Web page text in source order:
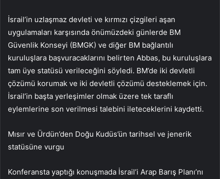
İsrail’in uzlaşmaz devleti ve kırmızı çizgileri aşan
uygulamaları karşısında önümüzdeki günlerde BM
Güvenlik Konseyi (BMGK) ve diğer BM bağlantılı
kuruluşlara başvuracaklarını belirten Abbas, bu kuruluşlara
tam üye statüsü verileceğini söyledi. BM’de iki devletli
çözümü korumak ve iki devletli çözümü desteklemek için.
İsrail’in başta yerleşimler olmak üzere tek taraflı
eylemlerine son verilmesi talebini ileteceklerini kaydetti.
Mısır ve Ürdün’den Doğu Kudüs’ün tarihsel ve jenerik
statüsüne vurgu
Konferansta yaptığı konuşmada İsrail’i Arap Barış Planı’nı